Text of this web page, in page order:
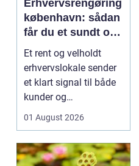
Erhvervsrengøring
københavn: sådan
får du et sundt og
professionelt
arbejdsmiljø
Et rent og velholdt
erhvervslokale sender
et klart signal til både
kunder og
medarbejdere. Mange
01 August 2026